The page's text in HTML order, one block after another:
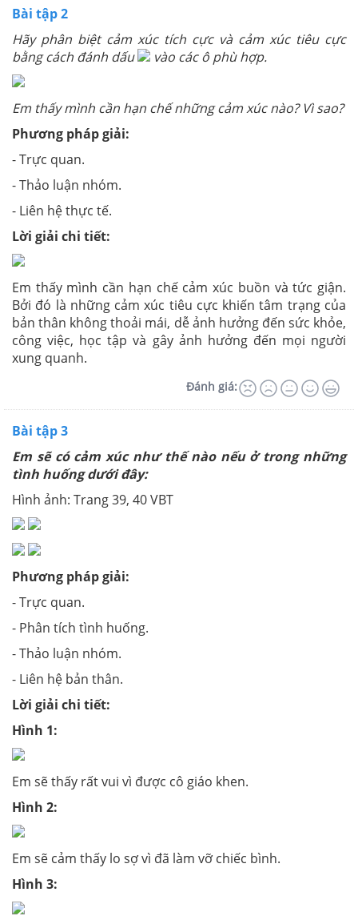
Bài tập 2
Hãy phân biệt cảm xúc tích cực và cảm xúc tiêu cực
bằng cách đánh dấu
vào các ô phù hợp.
Em thấy mình cần hạn chế những cảm xúc nào? Vì sao?
Phương pháp giải:
- Trực quan.
- Thảo luận nhóm.
- Liên hệ thực tế.
Lời giải chi tiết:
Em thấy mình cần hạn chế cảm xúc buồn và tức giận.
Bởi đó là những cảm xúc tiêu cực khiến tâm trạng của
bản thân không thoải mái, dễ ảnh hưởng đến sức khỏe,
công việc, học tập và gây ảnh hưởng đến mọi người
xung quanh.
Đánh giá:
Bài tập 3
Em sẽ có cảm xúc như thế nào nếu ở trong những
tình huống dưới đây:
Hình ảnh: Trang 39, 40 VBT
Phương pháp giải:
- Trực quan.
- Phân tích tình huống.
- Thảo luận nhóm.
- Liên hệ bản thân.
Lời giải chi tiết:
Hình 1:
Em sẽ thấy rất vui vì được cô giáo khen.
Hình 2:
Em sẽ cảm thấy lo sợ vì đã làm vỡ chiếc bình.
Hình 3: